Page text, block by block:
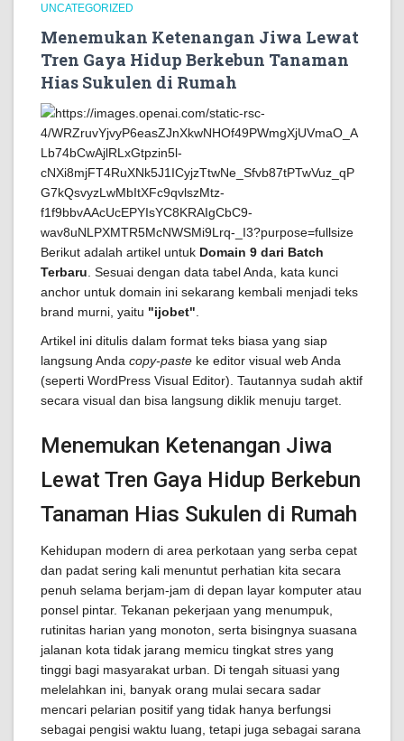
UNCATEGORIZED
Menemukan Ketenangan Jiwa Lewat
Tren Gaya Hidup Berkebun Tanaman
Hias Sukulen di Rumah
Berikut adalah artikel untuk Domain 9 dari Batch
Terbaru . Sesuai dengan data tabel Anda, kata kunci
anchor untuk domain ini sekarang kembali menjadi teks
brand murni, yaitu "ijobet"
Artikel ini ditulis dalam format teks biasa yang siap
langsung Anda copy-paste ke editor visual web Anda
(seperti WordPress Visual Editor). Tautannya sudah aktif
secara visual dan bisa langsung diklik menuju target.
Menemukan Ketenangan Jiwa
Lewat Tren Gaya Hidup Berkebun
Tanaman Hias Sukulen di Rumah
Kehidupan modern di area perkotaan yang serba cepat
dan padat sering kali menuntut perhatian kita secara
penuh selama berjam-jam di depan layar komputer atau
ponsel pintar. Tekanan pekerjaan yang menumpuk,
rutinitas harian yang monoton, serta bisingnya suasana
jalanan kota tidak jarang memicu tingkat stres yang
tinggi bagi masyarakat urban. Di tengah situasi yang
melelahkan ini, banyak orang mulai secara sadar
mencari pelarian positif yang tidak hanya berfungsi
sebagai pengisi waktu luang, tetapi juga sebagai sarana